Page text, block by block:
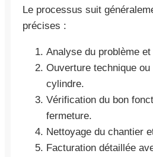
Le processus suit
précises :
Analyse du problème
Ouverture technique
cylindre.
Vérification du bon
fermeture.
Nettoyage du chantier
Facturation détaillée